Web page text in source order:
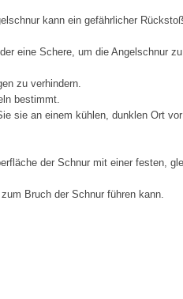
kann ein gefährlicher
eine Schere, um die Angelschnur
zu verhindern.
bestimmt.
sie an einem kühlen, dunklen Ort
der Schnur mit einer festen,
Bruch der Schnur führen kann.